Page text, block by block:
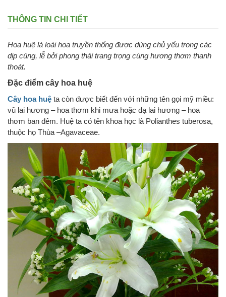
THÔNG TIN CHI TIẾT
Hoa huệ là loài hoa truyền thống được dùng chủ yếu trong các
dịp cúng, lễ bởi phong thái trang trọng cùng hương thơm thanh
thoát.
Đặc điểm cây hoa huệ
Cây hoa huệ ta còn được biết đến với những tên gọi mỹ miều:
vũ lai hương – hoa thơm khi mưa hoặc dạ lai hương – hoa
thơm ban đêm. Huệ ta có tên khoa học là Polianthes tuberosa,
thuộc họ Thùa –Agavaceae.